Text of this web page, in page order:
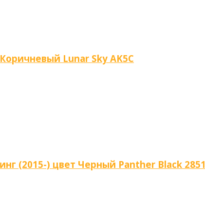
Lunar Sky AK5C
(2015-) цвет Черный Panther Black 2851